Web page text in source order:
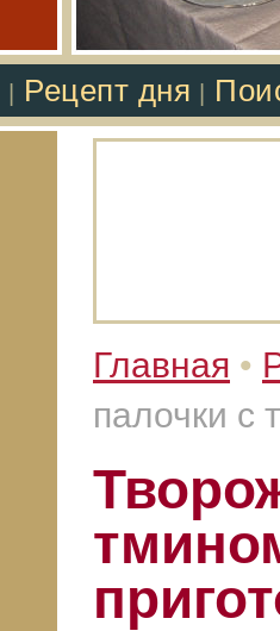
Рецепт дня
Главная •
палочки с